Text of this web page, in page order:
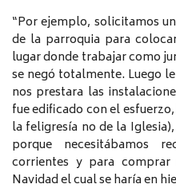
“Por ejemplo, solicitamos
de la parroquia para
lugar donde trabajar como
se negó totalmente. Luego
nos prestara las
fue edificado con el
la feligresía no de la
porque necesitábamos
corrientes y para
Navidad el cual se haría en